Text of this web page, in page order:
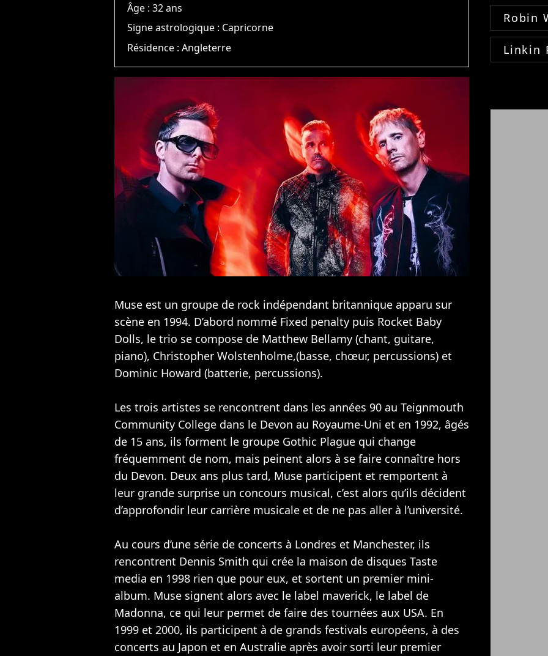
Âge :32 ans
Signe astrologique : Capricorne
Résidence :Angleterre
Muse est un groupe de rock indépendant britannique apparu sur
scène en 1994. D’abord nommé Fixed penalty puis Rocket Baby
Dolls, le trio se compose de Matthew Bellamy (chant, guitare,
piano), Christopher Wolstenholme,(basse, chœur, percussions) et
Dominic Howard (batterie, percussions).
Les trois artistes se rencontrent dans les années 90 au Teignmouth
Community College dans le Devon au Royaume-Uni et en 1992, âgés
de 15 ans, ils forment le groupe Gothic Plague qui change
fréquemment de nom, mais peinent alors à se faire connaître hors
du Devon. Deux ans plus tard, Muse participent et remportent à
leur grande surprise un concours musical, c’est alors qu’ils décident
d’approfondir leur carrière musicale et de ne pas aller à l’université.
Au cours d’une série de concerts à Londres et Manchester, ils
rencontrent Dennis Smith qui crée la maison de disques Taste
media en 1998 rien que pour eux, et sortent un premier mini-
album. Muse signent alors avec le label maverick, le label de
Madonna, ce qui leur permet de faire des tournées aux USA. En
1999 et 2000, ils participent à de grands festivals européens, à des
concerts au Japon et en Australie après avoir sorti leur premier
Robin
Linkin